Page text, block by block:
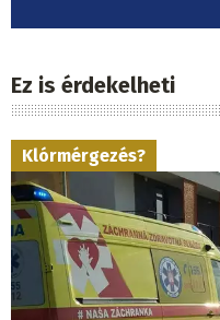
Ez is érdekelheti
Klórmérgezés?